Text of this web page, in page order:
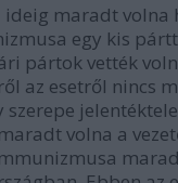
ideig maradt volna
egy kis
pártok vették
az esetről nincs
szerepe
volna a